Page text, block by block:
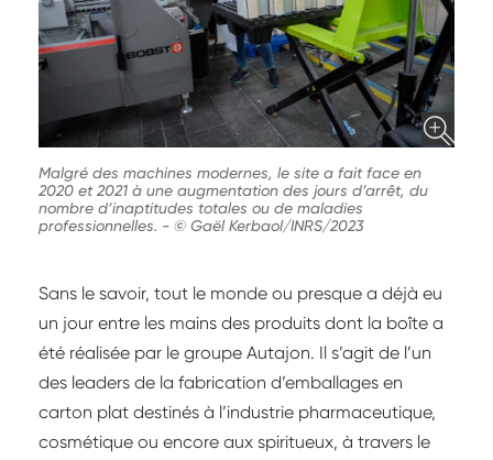
Malgré des machines modernes, le site a fait face en
2020 et 2021 à une augmentation des jours d’arrêt, du
nombre d’inaptitudes totales ou de maladies
professionnelles. - © Gaël Kerbaol/INRS/2023
Sans le savoir, tout le monde ou presque a déjà eu
un jour entre les mains des produits dont la boîte a
été réalisée par le groupe Autajon. Il s’agit de l’un
des leaders de la fabrication d’emballages en
carton plat destinés à l’industrie pharmaceutique,
cosmétique ou encore aux spiritueux, à travers le